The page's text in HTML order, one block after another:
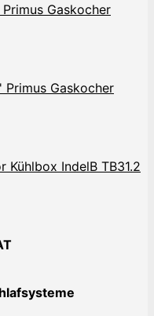
Primus Gaskocher
Primus Gaskocher
IndelB TB31.2